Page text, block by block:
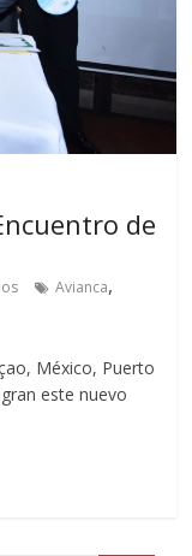
de
Avianca,
México, Puerto
este nuevo